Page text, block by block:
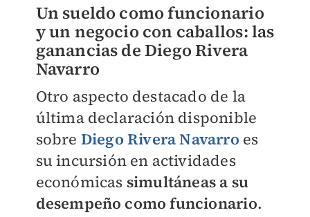
Un sueldo como funcionario
y un negocio con caballos: las
ganancias de Diego Rivera
Navarro
Otro aspecto destacado de la
última declaración disponible
sobre Diego Rivera Navarro es
su incursión en actividades
económicas simultáneas a su
desempeño como funcionario.